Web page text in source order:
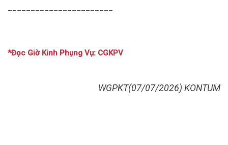
*Đọc Giờ Kinh Phụng Vụ: CGKPV
WGPKT(07/07/2026) KONTUM